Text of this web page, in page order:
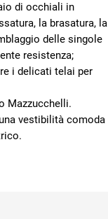
di occhiali in
la brasatura, la
delle singole
resistenza;
i delicati telai per
Mazzucchelli.
vestibilità comoda